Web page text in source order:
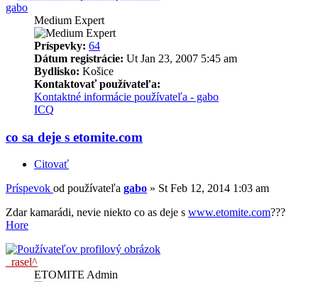
gabo
Medium Expert
Príspevky: 64
Dátum registrácie: Ut Jan 23, 2007 5:45 am
Bydlisko: Košice
Kontaktovať používateľa:
Kontaktné informácie používateľa - gabo
ICQ
co sa deje s etomite.com
Citovať
Príspevok od používateľa gabo » St Feb 12, 2014 1:03 am
Zdar kamarádi, nevie niekto co as deje s www.etomite.com???
Hore
_rasel^
ETOMITE Admin